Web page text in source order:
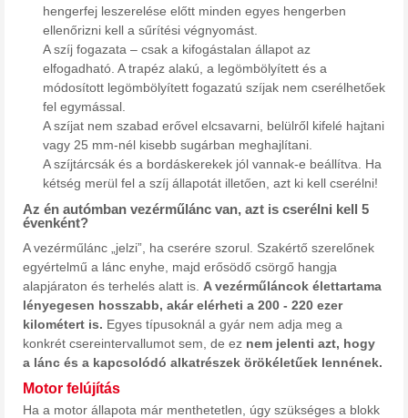
hengerfej leszerelése előtt minden egyes hengerben
ellenőrizni kell a sűrítési végnyomást.
A szíj fogazata – csak a kifogástalan állapot az
elfogadható. A trapéz alakú, a legömbölyített és a
módosított legömbölyített fogazatú szíjak nem cserélhetőek
fel egymással.
A szíjat nem szabad erővel elcsavarni, belülről kifelé hajtani
vagy 25 mm-nél kisebb sugárban meghajlítani.
A szíjtárcsák és a bordáskerekek jól vannak-e beállítva. Ha
kétség merül fel a szíj állapotát illetően, azt ki kell cserélni!
Az én autómban vezérműlánc van, azt is cserélni kell 5
évenként?
A vezérműlánc „jelzi”, ha cserére szorul. Szakértő szerelőnek
egyértelmű a lánc enyhe, majd erősödő csörgő hangja
alapjáraton és terhelés alatt is. A vezérműláncok élettartama
lényegesen hosszabb, akár elérheti a 200 - 220 ezer
kilométert is. Egyes típusoknál a gyár nem adja meg a
konkrét csereintervallumot sem, de ez nem jelenti azt, hogy
a lánc és a kapcsolódó alkatrészek örökéletűek lennének.
Motor felújítás
Ha a motor állapota már menthetetlen, úgy szükséges a blokk